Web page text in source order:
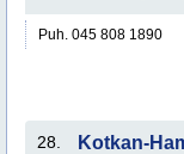
Puh. 045 808 1890
28. Kotkan-